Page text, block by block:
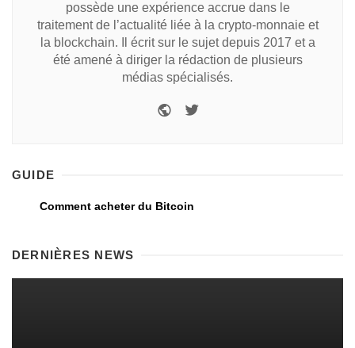
possède une expérience accrue dans le
traitement de l’actualité liée à la crypto-monnaie et
la blockchain. Il écrit sur le sujet depuis 2017 et a
été amené à diriger la rédaction de plusieurs
médias spécialisés.
GUIDE
Comment acheter du Bitcoin
DERNIÈRES NEWS